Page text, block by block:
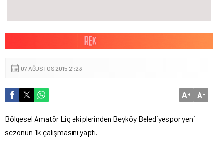
07 AĞUSTOS 2015 21:23
A+ A-
Bölgesel Amatör Lig ekiplerinden Beyköy Belediyespor yeni
sezonun ilk çalışmasını yaptı.